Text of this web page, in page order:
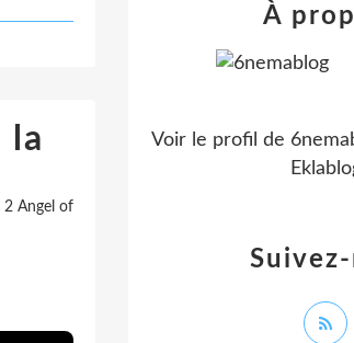
la
2 Angel of
À
Voir le profil de